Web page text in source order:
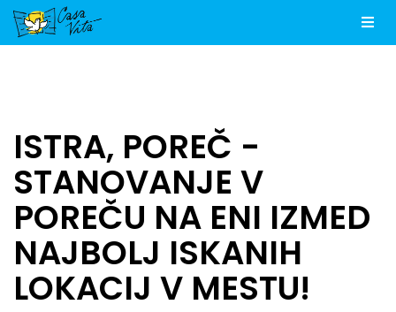
ISTRA, POREČ -
STANOVANJE V
POREČU NA ENI IZMED
NAJBOLJ ISKANIH
LOKACIJ V MESTU!